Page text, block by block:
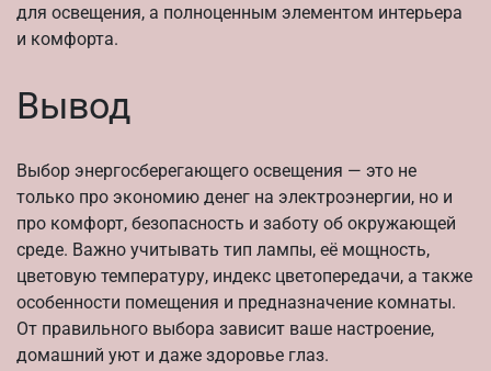
для освещения, а полноценным элементом интерьера
и комфорта.
Вывод
Выбор энергосберегающего освещения — это не
только про экономию денег на электроэнергии, но и
про комфорт, безопасность и заботу об окружающей
среде. Важно учитывать тип лампы, её мощность,
цветовую температуру, индекс цветопередачи, а также
особенности помещения и предназначение комнаты.
От правильного выбора зависит ваше настроение,
домашний уют и даже здоровье глаз.